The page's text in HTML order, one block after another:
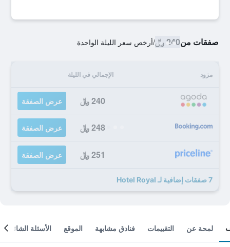
صفقات من240 ﷼ /أرخص سعر الليلة الواحدة
مزود الإجمالي في الليلة
240 ﷼ عرض الصفقة
248 ﷼ عرض الصفقة
251 ﷼ عرض الصفقة
7 صفقات إضافية لـ Hotel Royal
لمحة عن التقييمات فنادق مشابهة الموقع الأسئلة الشائعة